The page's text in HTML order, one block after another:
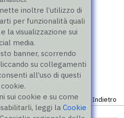
inoltre l’utilizzo di
per funzionalità quali
la visualizzazione sui
media.
banner, scorrendo
su collegamenti
all’uso di questi
cookie.
sui cookie e su come
leggi laCookie
»Autorità partecipazione
Indietro